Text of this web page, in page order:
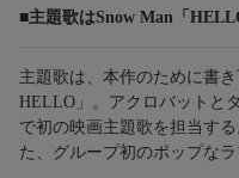
■主題歌はSnow Man「
主題歌は、本作のために書
HELLO」。アクロバットと
で初の映画主題歌を担当す
た、グループ初のポップな